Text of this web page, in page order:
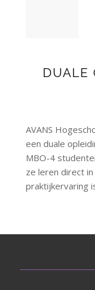
DUALE
AVANS
een duale
MBO-4
ze leren direct
praktijkervaring